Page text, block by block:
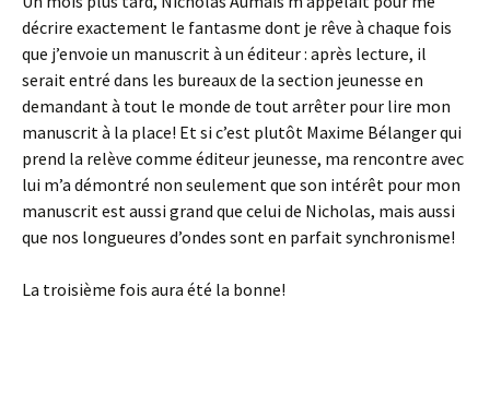
décrire exactement le fantasme dont je rêve à chaque fois
que j’envoie un manuscrit à un éditeur : après lecture, il
serait entré dans les bureaux de la section jeunesse en
demandant à tout le monde de tout arrêter pour lire mon
manuscrit à la place! Et si c’est plutôt Maxime Bélanger qui
prend la relève comme éditeur jeunesse, ma rencontre avec
lui m’a démontré non seulement que son intérêt pour mon
manuscrit est aussi grand que celui de Nicholas, mais aussi
que nos longueures d’ondes sont en parfait synchronisme!
La troisième fois aura été la bonne!